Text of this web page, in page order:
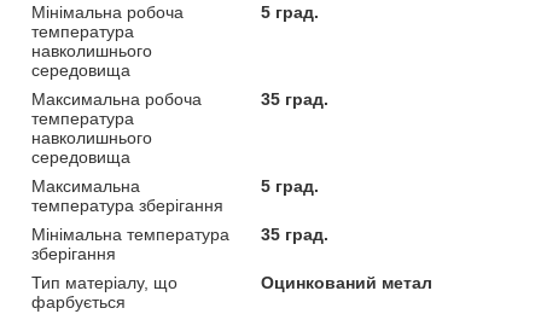
Мінімальна робоча
температура
навколишнього
середовища
5 град.
Максимальна робоча
температура
навколишнього
середовища
35 град.
Максимальна
температура зберігання
5 град.
Мінімальна температура
зберігання
35 град.
Тип матеріалу, що
фарбується
Оцинкований метал